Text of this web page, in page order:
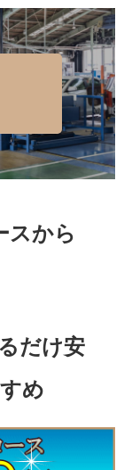
スから
だけ安
め